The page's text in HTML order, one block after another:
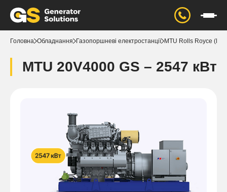
Головна Обладнання Газопоршневі електростанції MTU Rolls Royce
MTU 20V4000 GS – 2547 кВт